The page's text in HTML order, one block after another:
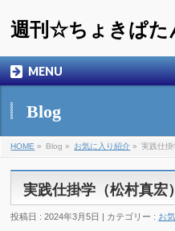
週刊☆ちょきぱた
MENU
Blog
HOME » Blog » お気に入り紹介 » 実践仕掛
実践仕掛学（松村真宏）
投稿日 : 2024年3月5日 | カテゴリー : お